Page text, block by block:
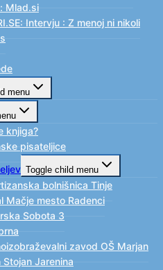
Mlad.si
Intervju : Z menoj ni nikoli
menu
knjiga?
pisateljice
Toggle child menu
bolnišnica Tinje
Mačje mesto Radenci
Sobota 3
zavod OŠ Marjan
Stojan Jarenina